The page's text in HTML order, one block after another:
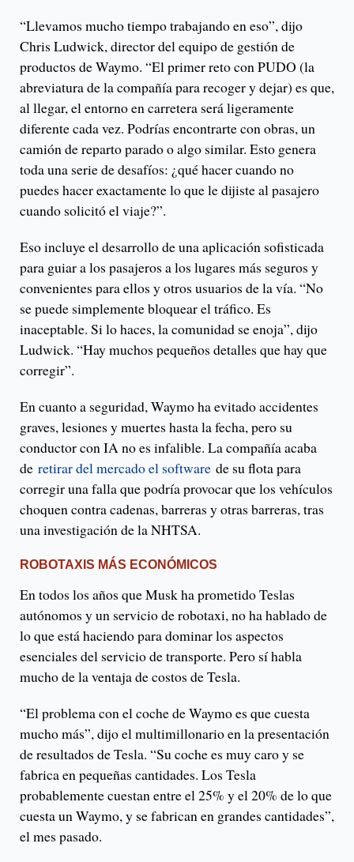
“Llevamos mucho tiempo trabajando en eso”, dijo
Chris Ludwick, director del equipo de gestión de
productos de Waymo. “El primer reto con PUDO (la
abreviatura de la compañía para recoger y dejar) es que,
al llegar, el entorno en carretera será ligeramente
diferente cada vez. Podrías encontrarte con obras, un
camión de reparto parado o algo similar. Esto genera
toda una serie de desafíos: ¿qué hacer cuando no
puedes hacer exactamente lo que le dijiste al pasajero
cuando solicitó el viaje?”.
Eso incluye el desarrollo de una aplicación sofisticada
para guiar a los pasajeros a los lugares más seguros y
convenientes para ellos y otros usuarios de la vía. “No
se puede simplemente bloquear el tráfico. Es
inaceptable. Si lo haces, la comunidad se enoja”, dijo
Ludwick. “Hay muchos pequeños detalles que hay que
corregir”.
En cuanto a seguridad, Waymo ha evitado accidentes
graves, lesiones y muertes hasta la fecha, pero su
conductor con IA no es infalible. La compañía acaba
de retirar del mercado el software de su flota para
corregir una falla que podría provocar que los vehículos
choquen contra cadenas, barreras y otras barreras, tras
una investigación de la NHTSA.
ROBOTAXIS MÁS ECONÓMICOS
En todos los años que Musk ha prometido Teslas
autónomos y un servicio de robotaxi, no ha hablado de
lo que está haciendo para dominar los aspectos
esenciales del servicio de transporte. Pero sí habla
mucho de la ventaja de costos de Tesla.
“El problema con el coche de Waymo es que cuesta
mucho más”, dijo el multimillonario en la presentación
de resultados de Tesla. “Su coche es muy caro y se
fabrica en pequeñas cantidades. Los Tesla
probablemente cuestan entre el 25% y el 20% de lo que
cuesta un Waymo, y se fabrican en grandes cantidades”,
el mes pasado.